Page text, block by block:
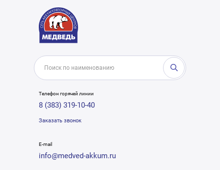
Телефон горячей линии
8 (383) 319-10-40
Заказать звонок
E-mail
info@medved-akkum.ru